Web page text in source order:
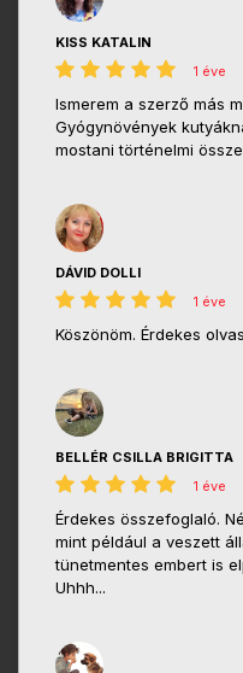
KISS KATALIN
1 éve
Ismerem a szerző más
Gyógynövények
mostani történelmi
DÁVID DOLLI
1 éve
Köszönöm. Érdekes
BELLÉR CSILLA BRIGITTA
1 éve
Érdekes összefoglaló.
mint például a veszett
tünetmentes embert is
Uhhh...